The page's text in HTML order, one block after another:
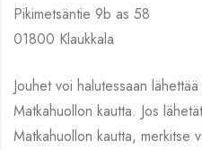
Pikimetsäntie 9b as 58
01800 Klaukkala
Jouhet voi halutessaan lähettää
Matkahuollon kautta. Jos
Matkahuollon kautta, merkitse